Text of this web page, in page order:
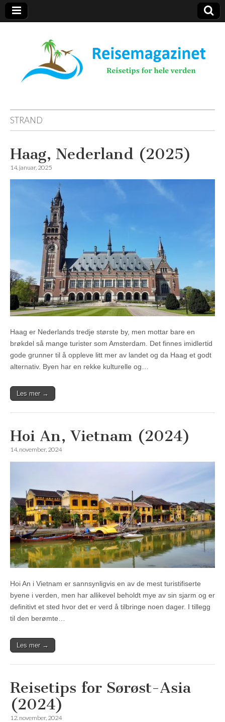
Reisemagazinet
STRAND
Haag, Nederland (2025)
14. januar, 2025
Haag er Nederlands tredje største by, men mottar bare en
brøkdel så mange turister som Amsterdam. Det finnes imidlertid
gode grunner til å oppleve litt mer av landet og da Haag et godt
alternativ. Byen har en rekke kulturelle og…
Les mer →
Hoi An, Vietnam (2024)
14. november, 2024
Hoi An i Vietnam er sannsynligvis en av de mest turistifiserte
byene i verden, men har allikevel beholdt mye av sin sjarm og er
definitivt et sted hvor det er verd å tilbringe noen dager. I tillegg
til den berømte…
Les mer →
Reisetips for Sørøst-Asia
(2024)
12. november, 2024